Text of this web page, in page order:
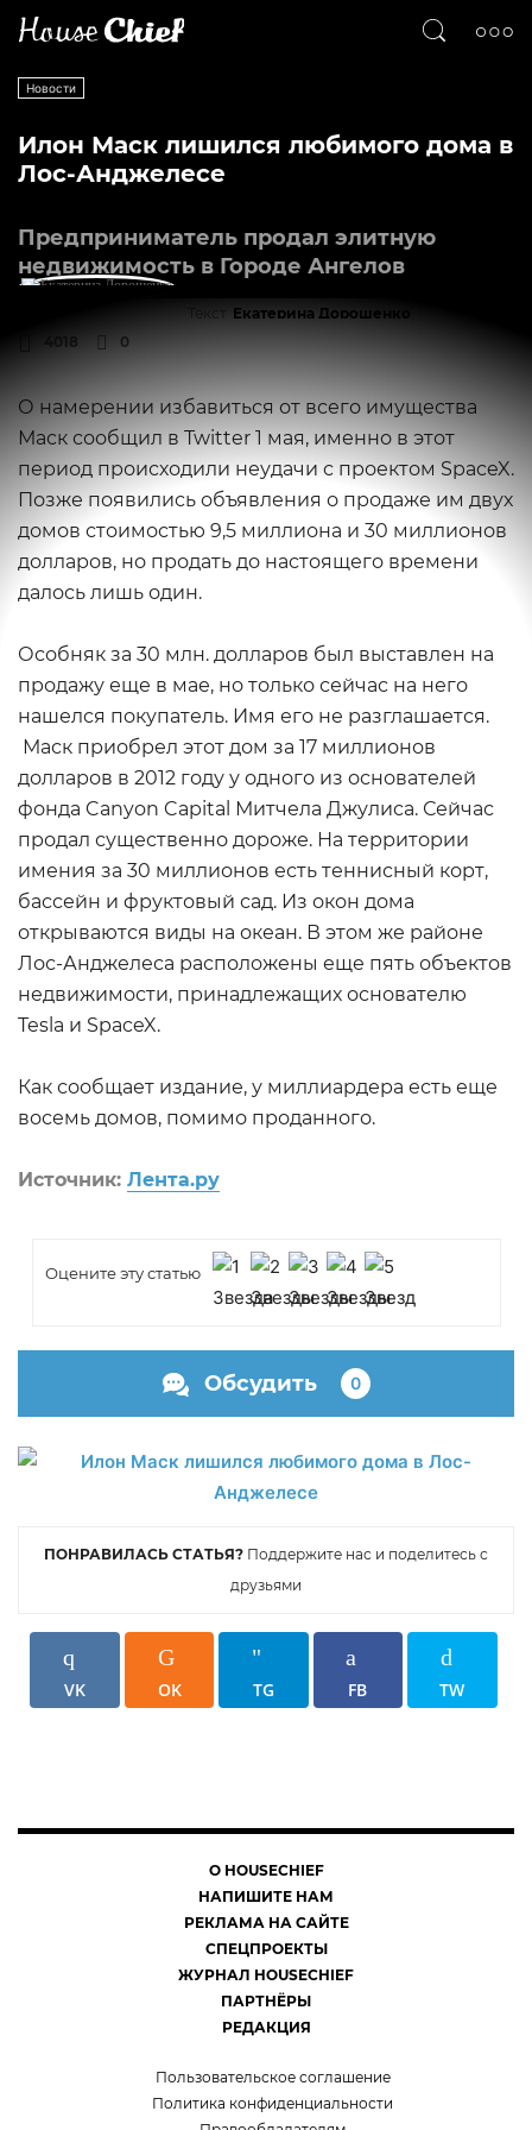
Новости
Илон Маск лишился любимого дома в
Лос-Анджелесе
Предприниматель продал элитную
недвижимость в Городе Ангелов
Текст Екатерина Дорошенко
4018
0
О намерении избавиться от всего имущества
Маск сообщил в Twitter 1 мая, именно в этот
период происходили неудачи с проектом SpaceX.
Позже появились объявления о продаже им двух
домов стоимостью 9,5 миллиона и 30 миллионов
долларов, но продать до настоящего времени
далось лишь один.
Особняк за 30 млн. долларов был выставлен на
продажу еще в мае, но только сейчас на него
нашелся покупатель. Имя его не разглашается.
Маск приобрел этот дом за 17 миллионов
долларов в 2012 году у одного из основателей
фонда Canyon Capital Митчела Джулиса. Сейчас
продал существенно дороже. На территории
имения за 30 миллионов есть теннисный корт,
бассейн и фруктовый сад. Из окон дома
открываются виды на океан. В этом же районе
Лос-Анджелеса расположены еще пять объектов
недвижимости, принадлежащих основателю
Tesla и SpaceX.
Как сообщает издание, у миллиардера есть еще
восемь домов, помимо проданного.
Источник: Лента.ру
Оцените эту статью
Обсудить 0
ПОНРАВИЛАСЬ СТАТЬЯ? Поддержите нас и поделитесь с
друзьями
VK OK TG FB TW
О HOUSECHIEF
НАПИШИТЕ НАМ
РЕКЛАМА НА САЙТЕ
СПЕЦПРОЕКТЫ
ЖУРНАЛ HOUSECHIEF
ПАРТНЁРЫ
РЕДАКЦИЯ
Пользовательское соглашение
Политика конфиденциальности